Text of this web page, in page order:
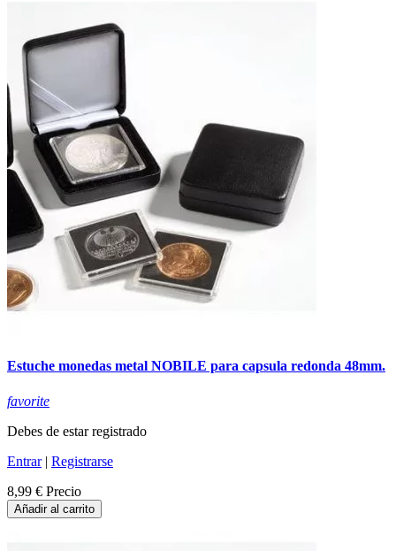
Estuche monedas metal NOBILE para capsula redonda 48mm.
favorite
Debes de estar registrado
Entrar| Registrarse
8,99 € Precio
Añadir al carrito